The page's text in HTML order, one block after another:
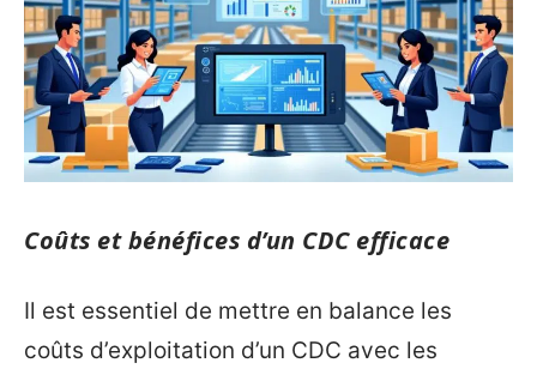
Coûts et bénéfices d’un CDC efficace
Il est essentiel de mettre en balance les
coûts d’exploitation d’un CDC avec les